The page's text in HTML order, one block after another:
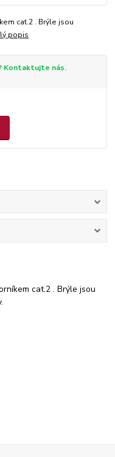
cat.2 . Brýle jsou
popis
Kontaktujte nás.
cat.2 . Brýle jsou